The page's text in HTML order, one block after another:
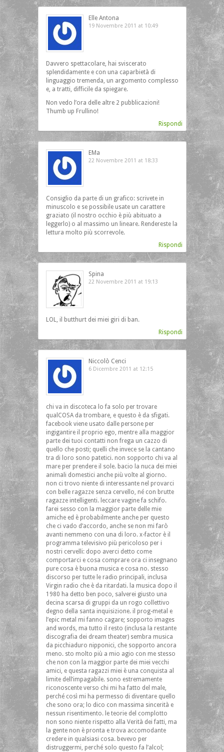
Elle Antona
19 Novembre 2011 at 10:49
Davvero spettacolare, hai sviscerato
splendidamente e con una caparbietà di
linguaggio tremenda, un argomento complesso
e, a tratti, difficile da spiegare.
Non vedo l’ora delle altre 2 pubblicazioni!
Thumb up Frullino!
Rispondi
EMa
22 Novembre 2011 at 18:33
Consiglio da parte di un grafico: scrivete in
minuscolo e se possibile usate un carattere
graziato (il nostro occhio è più abituato a
leggerlo) o al massimo un lineare. Rendereste la
lettura molto più scorrevole.
Rispondi
Spina
22 Novembre 2011 at 19:13
LOL, il butthurt dei miei giri di ban.
Rispondi
Niccolò Cenci
6 Dicembre 2011 at 12:15
chi va in discoteca lo fa solo per trovare
qualCOSA da trombare, e questo è da sfigati.
facebook viene usato dalle persone per
ingigantire il proprio ego, mentre alla maggior
parte dei tuoi contatti non frega un cazzo di
quello che posti; quelli che invece se la cantano
tra di loro sono patetici. non sopporto chi va al
mare per prendere il sole. bacio la nuca dei miei
animali domestici anche più volte al giorno.
non ci trovo niente di interessante nel provarci
con belle ragazze senza cervello, né con brutte
ragazze intelligenti. leccare vagine fa schifo.
farei sesso con la maggior parte delle mie
amiche ed è probabilmente anche per questo
che ci vado d’accordo, anche se non mi farò
avanti nemmeno con una di loro. x-factor è il
programma televisivo più pericoloso per i
nostri cervelli: dopo averci detto come
comportarci e cosa comprare ora ci insegnano
pure cosa è buona musica e cosa no. stesso
discorso per tutte le radio principali, inclusa
Virgin radio che è da ritardati. la musica dopo il
1980 ha detto ben poco, salverei giusto una
decina scarsa di gruppi da un rogo collettivo
degno della santa inquisizione. il prog-metal e
l’epic metal mi fanno cagare; sopporto images
and words, ma tutto il resto (inclusa la restante
discografia dei dream theater) sembra musica
da picchiaduro nipponici, che sopporto ancora
meno. sto molto più a mio agio con me stesso
che non con la maggior parte dei miei vecchi
amici, e questa ragazzi miei è una conquista al
limite dell’impagabile. sono estremamente
riconoscente verso chi mi ha fatto del male,
perché così mi ha permesso di diventare quello
che sono ora; lo dico con massima sincerità e
nessun risentimento. le teorie del complotto
non sono niente rispetto alla Verità dei fatti, ma
la gente non è pronta e trova accomodante
credere in qualsiasi cosa. bevevo per
distruggermi, perché solo questo fa l’alcol;